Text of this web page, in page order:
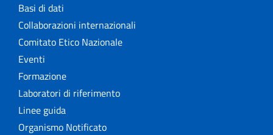
Basi di dati
Collaborazioni internazionali
Comitato Etico Nazionale
Eventi
Formazione
Laboratori di riferimento
Linee guida
Organismo Notificato